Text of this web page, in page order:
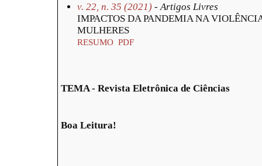
v. 22, n. 35 (2021) - Artigos Livres
IMPACTOS DA PANDEMIA NA
MULHERES
RESUMO PDF
TEMA - Revista Eletrônica de Ciências
Boa Leitura!